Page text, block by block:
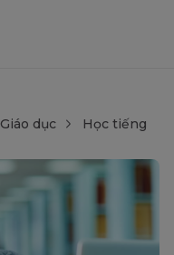
Giáo dục
Học tiếng